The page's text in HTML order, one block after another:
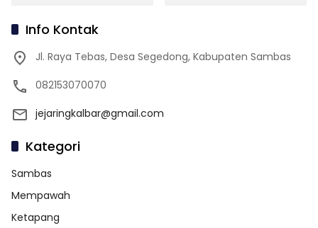
Info Kontak
Jl. Raya Tebas, Desa Segedong, Kabupaten Sambas
082153070070
jejaringkalbar@gmail.com
Kategori
Sambas
Mempawah
Ketapang